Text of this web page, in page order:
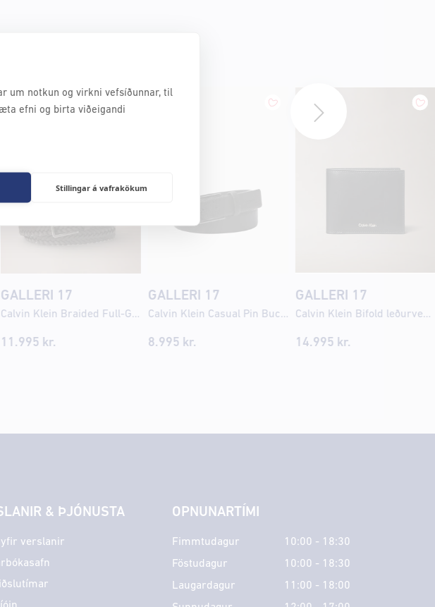
um notkun og virkni vefsíðunnar, til
efni og birta viðeigandi
Stillingar á vafrakökum
GALLERI 17
Calvin Klein Braided Full-Grain leðurbelti
11.995 kr.
GALLERI 17
Calvin Klein Casual Pin Buckle belti
8.995 kr.
GALLERI 17
Calvin Klein Bifold leðurveski
14.995 kr.
& ÞJÓNUSTA
verslanir
OPNUNARTÍMI
Fimmtudagur
10:00 - 18:30
Föstudagur
10:00 - 18:30
Laugardagur
11:00 - 18:00